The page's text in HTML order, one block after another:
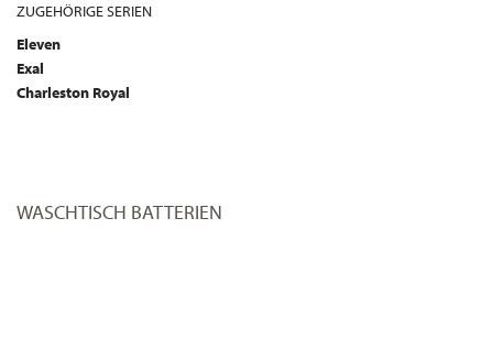
ZUGEHÖRIGE SERIEN
Eleven
Exal
Charleston Royal
WASCHTISCH BATTERIEN